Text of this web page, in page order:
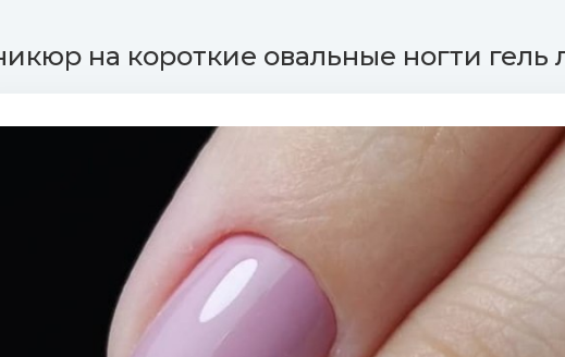
на короткие овальные ногти гель